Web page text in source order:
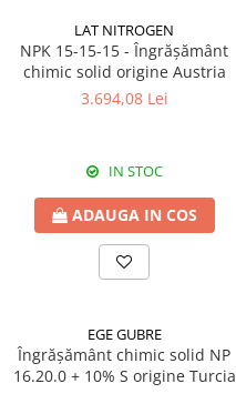
Fertilizanți foliari
BUMBAC
Fertilizanți foliari
Fungicide
Insecticide
Adjuvanți
CAMELINĂ
Biostimulatori
Fertilizanți foliari
CASTRAVEȚI
Insecticide
Acaricide
Fertilizanți foliari
CASTRAVEȚI CORNIȘON
Insecticide
Biostimulatori
LAT NITROGEN
NPK 15-15-15 - Îngrășământ
chimic solid origine Austria
3.694,08 Lei
IN STOC
ADAUGA IN COS
EGE GUBRE
Îngrășământ chimic solid NP
16.20.0 + 10% S origine Turcia